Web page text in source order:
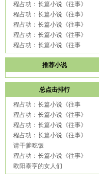
程占功：长篇小说《往事》
程占功：长篇小说《往事》
程占功：长篇小说《往事》
程占功：长篇小说《往事》
程占功：长篇小说《往事
推荐小说
总点击排行
程占功：长篇小说《往事
程占功：长篇小说《往事》
程占功：长篇小说《往事》
程占功：长篇小说《往事》
请干爹吃饭
程占功：长篇小说《往事》
欧阳泰亨的女人们